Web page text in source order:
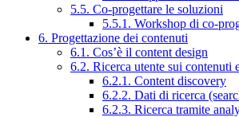
5.5. Co-progettare le soluzioni
5.5.1. Workshop di co-
6. Progettazione dei contenuti
6.1. Cos’è il content design
6.2. Ricerca utente sui contenuti
6.2.1. Content discovery
6.2.2. Dati di ricerca
6.2.3. Ricerca tramite